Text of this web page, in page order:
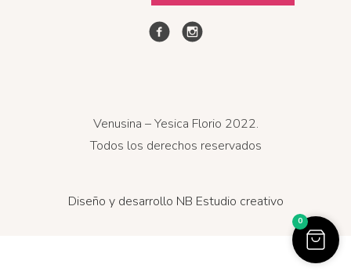
Venusina – Yesica Florio 2022.
Todos los derechos reservados
Diseño y desarrollo NB Estudio creativo
0